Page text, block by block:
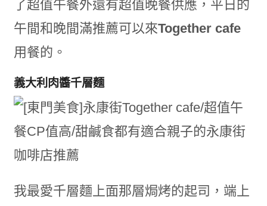
了超值午餐外還有超值晚餐供應，平日的
午間和晚間滿推薦可以來Together cafe
用餐的。
義大利肉醬千層麵
我最愛千層麵上面那層焗烤的起司，端上